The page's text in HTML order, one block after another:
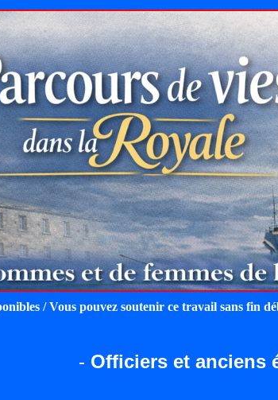
/ Vous pouvez soutenir ce travail sans fin
- Officiers et anciens